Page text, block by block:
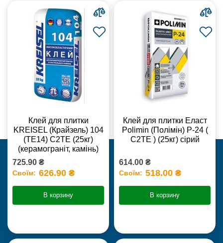
Клей для плитки
KREISEL (Крайзель) 104
(ТЕ14) С2TE (25кг)
(керамограніт, камінь)
725.90 ₴
Своїм: 626.90 ₴
В корзину
Клей для плитки Еласт
Polimin (Полімін) Р-24 (
С2ТЕ ) (25кг) сірий
614.00 ₴
Своїм: 518.00 ₴
В корзину